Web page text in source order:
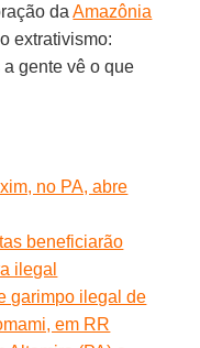
daAmazônia
extrativismo:
gente vê o que
no PA, abre
beneficiarão
ilegal
garimpo ilegal de
em RR